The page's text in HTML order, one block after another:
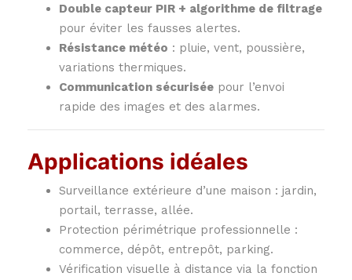
Double capteur PIR + algorithme de filtrage
pour éviter les fausses alertes.
Résistance météo : pluie, vent, poussière,
variations thermiques.
Communication sécurisée pour l’envoi
rapide des images et des alarmes.
Applications idéales
Surveillance extérieure d’une maison : jardin,
portail, terrasse, allée.
Protection périmétrique professionnelle :
commerce, dépôt, entrepôt, parking.
Vérification visuelle à distance via la fonction